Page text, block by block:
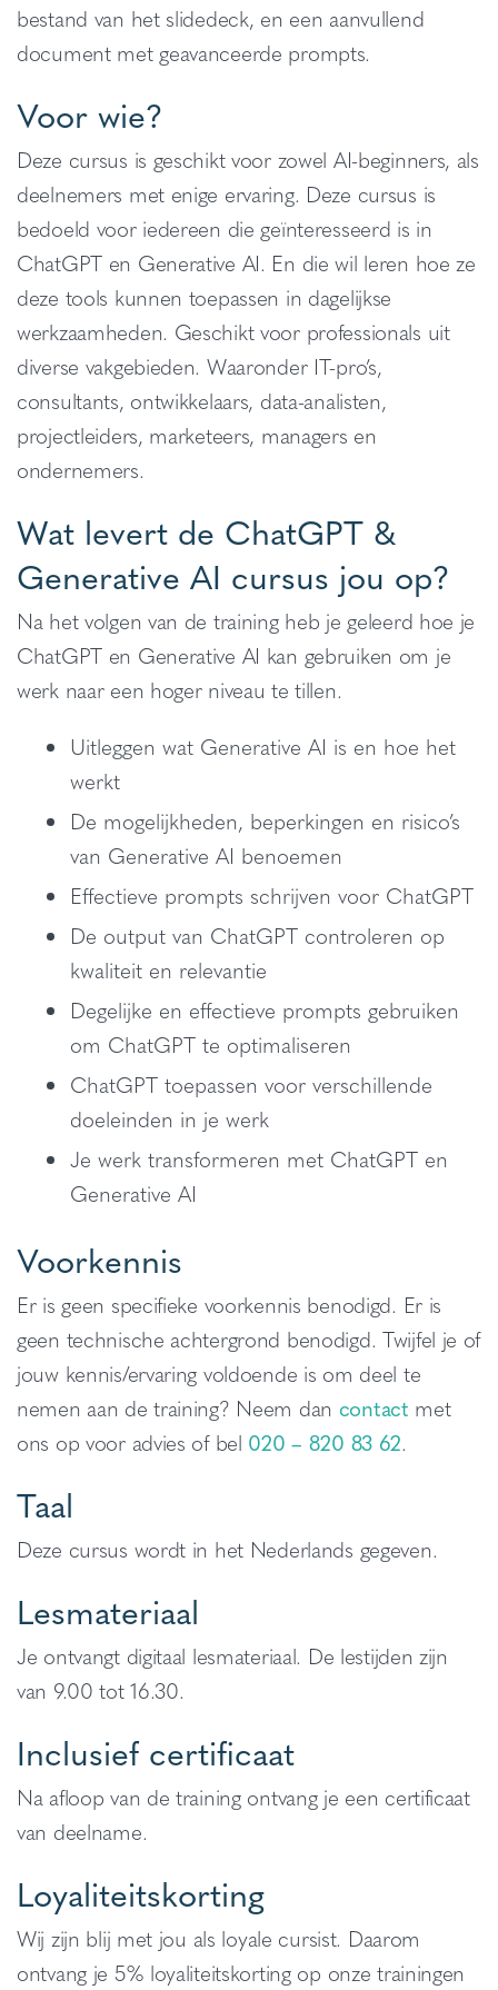
bestand van het slidedeck, en een aanvullend
document met geavanceerde prompts.
Voor wie?
Deze cursus is geschikt voor zowel AI-beginners, als
deelnemers met enige ervaring. Deze cursus is
bedoeld voor iedereen die geïnteresseerd is in
ChatGPT en Generative AI. En die wil leren hoe ze
deze tools kunnen toepassen in dagelijkse
werkzaamheden. Geschikt voor professionals uit
diverse vakgebieden. Waaronder IT-pro’s,
consultants, ontwikkelaars, data-analisten,
projectleiders, marketeers, managers en
ondernemers.
Wat levert de ChatGPT &
Generative AI cursus jou op?
Na het volgen van de training heb je geleerd hoe je
ChatGPT en Generative AI kan gebruiken om je
werk naar een hoger niveau te tillen.
Uitleggen wat Generative AI is en hoe het
werkt
De mogelijkheden, beperkingen en risico’s
van Generative AI benoemen
Effectieve prompts schrijven voor ChatGPT
De output van ChatGPT controleren op
kwaliteit en relevantie
Degelijke en effectieve prompts gebruiken
om ChatGPT te optimaliseren
ChatGPT toepassen voor verschillende
doeleinden in je werk
Je werk transformeren met ChatGPT en
Generative AI
Voorkennis
Er is geen specifieke voorkennis benodigd. Er is
geen technische achtergrond benodigd. Twijfel je of
jouw kennis/ervaring voldoende is om deel te
nemen aan de training? Neem dan contact met
ons op voor advies of bel 020 – 820 83 62.
Taal
Deze cursus wordt in het Nederlands gegeven.
Lesmateriaal
Je ontvangt digitaal lesmateriaal. De lestijden zijn
van 9.00 tot 16.30.
Inclusief certificaat
Na afloop van de training ontvang je een certificaat
van deelname.
Loyaliteitskorting
Wij zijn blij met jou als loyale cursist. Daarom
ontvang je 5% loyaliteitskorting op onze trainingen